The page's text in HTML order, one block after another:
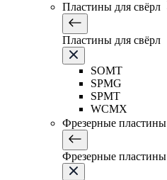
Пластины для свёрл
Пластины для свёрл
SOMT
SPMG
SPMT
WCMX
Фрезерные пластины
Фрезерные пластины